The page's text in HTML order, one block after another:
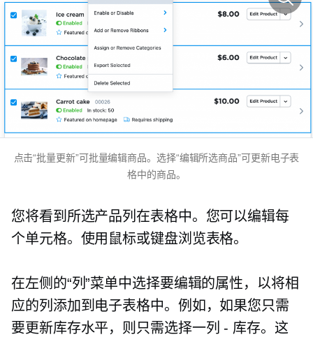
点击“批量更新”可批量编辑商品。选择“编辑所选商品”可更新电子表
格中的商品。
您将看到所选产品列在表格中。您可以编辑每
个单元格。使用鼠标或键盘浏览表格。
在左侧的“列”菜单中选择要编辑的属性，以将相
应的列添加到电子表格中。例如，如果您只需
要更新库存水平，则只需选择一列 - 库存。这